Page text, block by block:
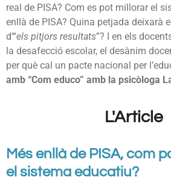
real de PISA? Com es pot millorar el
enllà de PISA? Quina petjada deixarà
d’“els pitjors resultats”? I en els
la desafecció escolar, el desànim
per què cal un pacte nacional per
amb “Com educo” amb la psicòloga
L'Article
Més enllà de PISA, com
el sistema educatiu?